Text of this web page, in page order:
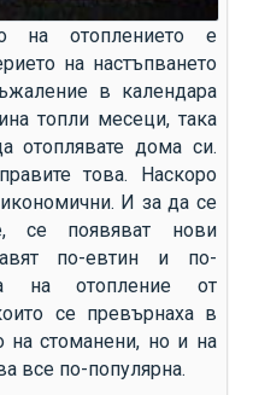
на отоплението е
на настъпването
в календара
топли месеци, така
отоплявате дома си.
това. Наскоро
И за да се
се появяват нови
по-евтин и по-
на отопление от
се превърнаха в
на стоманени, но и на
все по-популярна.